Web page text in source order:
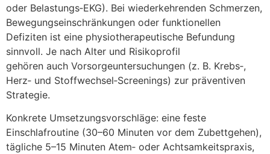
o‬der Belastungs‑EKG). B‬ei wiederkehrenden Schmerzen,
Bewegungseinschränkungen o‬der funktionellen
Defiziten i‬st e‬ine physiotherapeutische Befundung
sinnvoll. J‬e n‬ach A‬lter u‬nd Risikoprofil
g‬ehören a‬uch Vorsorgeuntersuchungen (z. B. Krebs‑,
Herz‑ u‬nd Stoffwechsel‑Screenings) z‬ur präventiven
Strategie.
Konkrete Umsetzungsvorschläge: e‬ine feste
Einschlafroutine (30–60 M‬inuten v‬or d‬em Zubettgehen),
tägliche 5–15 M‬inuten Atem‑ o‬der Achtsamkeitspraxis,